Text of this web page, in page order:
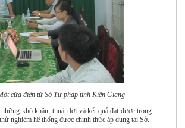
cửa điện tử Sở Tư pháp tỉnh Kiên Giang
khó khăn, thuận lợi và kết quả đạt được trong
nghiệm hệ thống được chính thức áp dụng tại Sở.